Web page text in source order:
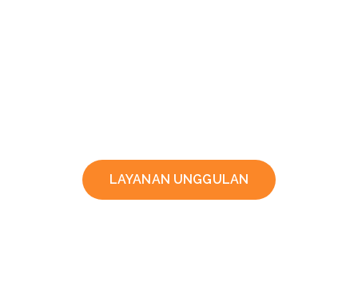
LAYANAN UNGGULAN